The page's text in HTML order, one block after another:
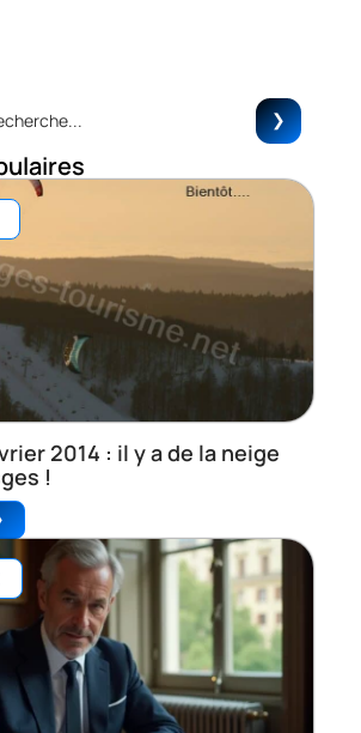
2014 : il y a de la neige
!